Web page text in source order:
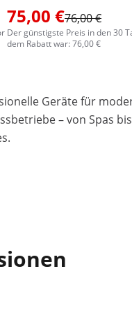
75,00 €76,00 €
Der günstigste Preis in den 30
dem Rabatt war: 76,00 €
Geräte für
– von Spas